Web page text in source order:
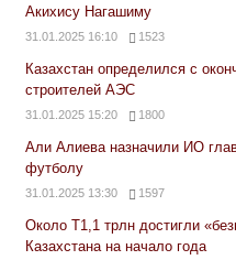
Акихису Нагашиму
31.01.2025 16:10 1523
Казахстан определился с
строителей АЭС
31.01.2025 15:20 1800
Али Алиева назначили ИО
футболу
31.01.2025 13:30 1597
Около Т1,1 трлн достигли
Казахстана на начало года